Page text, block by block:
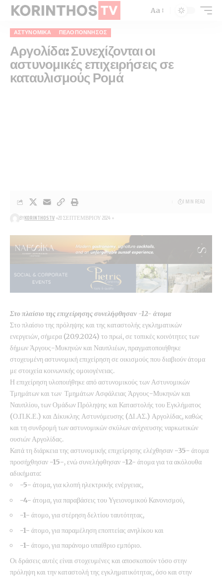
Aa
ΑΣΤΥΝΟΜΙΚΆ ΠΕΛΟΠΌΝΝΗΣΟΣ
Αργολίδα: Συνεχίζονται οι
αστυνομικές επιχειρήσεις σε
καταυλισμούς Ρομά
BYKORINTHOSTV 20 ΣΕΠΤΕΜΒΡΊΟΥ 2024
1 MIN READ
Στο πλαίσιο της επιχείρησης συνελήφθησαν -12- άτομα
Στο πλαίσιο της πρόληψης και της καταστολής εγκληματικών
ενεργειών, σήμερα (20.9.2024) το πρωί, σε τοπικές κοινότητες των
δήμων Άργους-Μυκηνών και Ναυπλιέων, πραγματοποιήθηκε
στοχευμένη αστυνομική επιχείρηση σε οικισμούς που διαβιούν άτομα
με στοιχεία κοινωνικής ομοιογένειας.
Η επιχείρηση υλοποιήθηκε από αστυνομικούς των Αστυνομικών
Τμημάτων και των Τμημάτων Ασφάλειας Άργους-Μυκηνών και
Ναυπλίου, των Ομάδων Πρόληψης και Καταστολής του Εγκλήματος
(Ο.Π.Κ.Ε.) και Δίκυκλης Αστυνόμευσης (ΔΙ.ΑΣ.) Αργολίδας, καθώς
και τη συνδρομή των αστυνομικών σκύλων ανίχνευσης ναρκωτικών
ουσιών Αργολίδας.
Κατά τη διάρκεια της αστυνομικής επιχείρησης ελέχθησαν -35- άτομα
προσήχθησαν -15-, ενώσυνελήφθησαν -12- άτομα για τα ακόλουθα
αδικήματα:
-5- άτομα, για κλοπή ηλεκτρικής ενέργειας,
-4- άτομα, για παραβάσεις του Υγειονομικού Κανονισμού,
-1- άτομο, για στέρηση δελτίου ταυτότητας,
-1- άτομο, για παραμέληση εποπτείας ανηλίκου και
-1- άτομο, για παράνομο υπαίθριο εμπόριο.
Οι δράσεις αυτές είναι στοχευμένες και αποσκοπούν τόσο στην
πρόληψη και την καταστολή της εγκληματικότητας, όσο και στην